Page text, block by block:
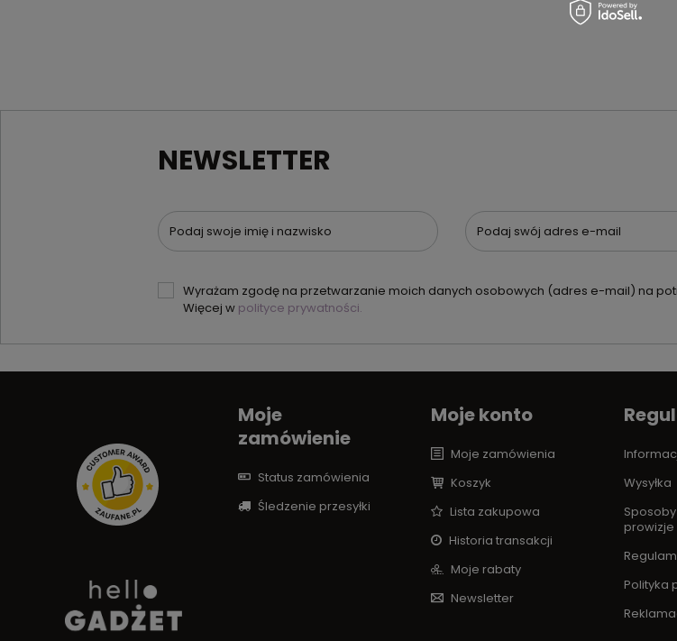
NEWSLETTER
Podaj swoje imię i nazwisko Podaj swój adres e-mail
Wyrażam zgodę na przetwarzanie moich danych osobowych (adres e-mail) na
Więcej w polityce prywatności.
Moje
zamówienie
Status zamówienia
Śledzenie przesyłki
Moje konto
Moje zamówienia
Koszyk
Lista zakupowa
Historia transakcji
Moje rabaty
Newsletter
Wysyłka
prowizje
Polityka